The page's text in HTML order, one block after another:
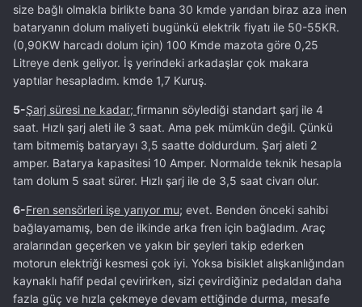
size bağlı olmakla birlikte bana 30 kmde yarıdan biraz aza inen
bataryanın dolum maliyeti bugünkü elektrik fiyatı ile 50-55KR.
(0,90KW harcadı dolum için) 100 Kmde mazota göre 0,25
Litreye denk geliyor. İş yerindeki arkadaşlar çok makara
yaptılar hesapladım. kmde 1,7 Kuruş.
5-Şarj süresi ne kadar; firmanın söylediği standart şarj ile 4
saat. Hızlı şarj aleti ile 3 saat. Ama pek mümkün değil. Çünkü
tam bitmemiş bataryayı 3,5 saatte doldurdum. Şarj aleti 2
amper. Batarya kapasitesi 10 Amper. Normalde teknik hesapla
tam dolum 5 saat sürer. Hızlı şarj ile de 3,5 saat civarı olur.
6-Fren sensörleri işe yarıyor mu; evet. Benden önceki sahibi
bağlayamamış, ben de ilkinde arka fren için bağladım. Araç
aralarından geçerken ve yakın bir şeyleri takip ederken
motorun elektriği kesmesi çok iyi. Yoksa bisiklet alışkanlığından
kaynaklı hafif pedal çevirirken, sizi çevirdiğiniz pedaldan daha
fazla güç ve hızla çekmeye devam ettiğinde durma, mesafe